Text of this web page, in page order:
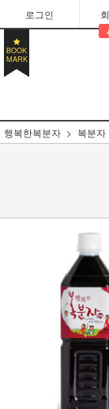
로그인
BOOK
MARK
행복한복분자 복분자